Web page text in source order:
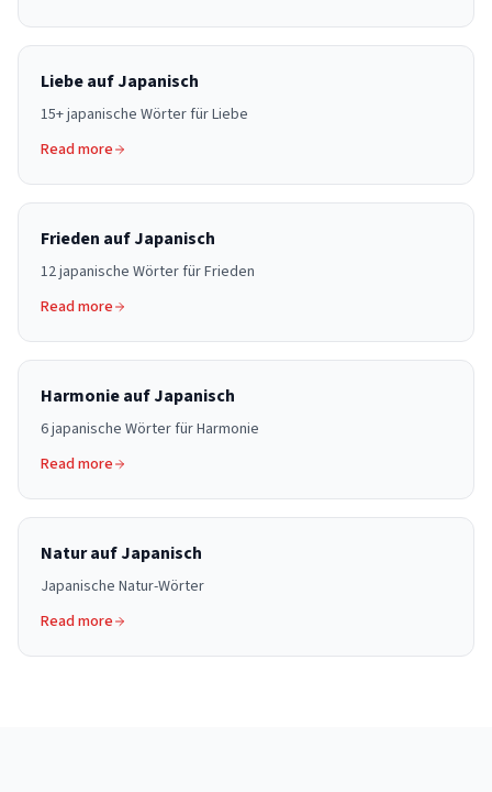
Liebe auf Japanisch
15+ japanische Wörter für Liebe
Read more
Frieden auf Japanisch
12 japanische Wörter für Frieden
Read more
Harmonie auf Japanisch
6 japanische Wörter für Harmonie
Read more
Natur auf Japanisch
Japanische Natur-Wörter
Read more